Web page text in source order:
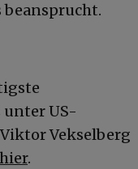
beansprucht.
US-
Vekselberg
hier.